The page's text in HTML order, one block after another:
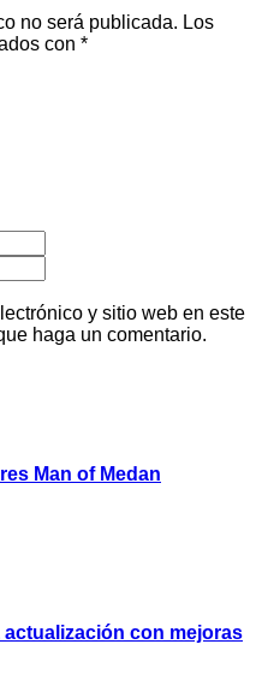
no será publicada. Los
con *
y sitio web en este
haga un comentario.
Man of Medan
actualización con mejoras